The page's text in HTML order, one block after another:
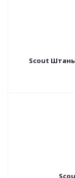
Scout